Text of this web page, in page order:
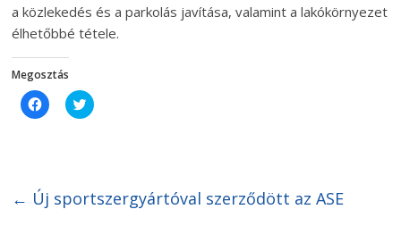
a közlekedés és a parkolás javítása, valamint a lakókörnyezet
élhetőbbé tétele.
Megosztás
C
l
h
a
C
l
h
a
← Új sportszergyártóval szerződött az ASE